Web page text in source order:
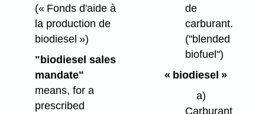
(« Fonds d'aide à
la production de
biodiesel »)
"biodiesel sales
mandate"
means, for a
prescribed
de
carburant.
("blended
biofuel")
« biodiesel »
a)
Carburant